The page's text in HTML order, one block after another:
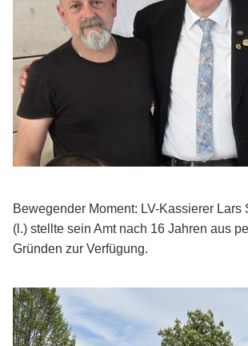
Bewegender Moment: LV-Kassierer Lars
(l.) stellte sein Amt nach 16 Jahren aus
Gründen zur Verfügung.